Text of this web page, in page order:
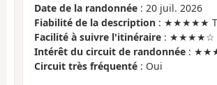
Date de la randonnée : 20 juil. 2026
Fiabilité de la description : ★★★★★
Facilité à suivre l'itinéraire : ★★★★☆
Intérêt du circuit de randonnée :
Circuit très fréquenté : Oui